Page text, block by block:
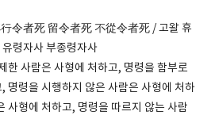
令者死 留令者死 不從令者死 / 고왈 휴
령자사 부종령자사
한 사람은 사형에 처하고, 명령을 함부로
명령을 시행하지 않은 사람은 사형에 처하
사형에 처하고, 명령을 따르지 않는 사람